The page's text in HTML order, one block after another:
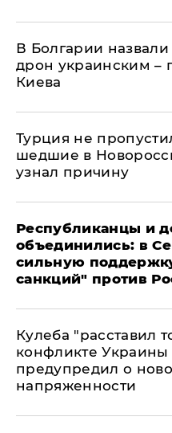
В Болгарии
дрон украинским –
Киева
Турция не
шедшие в
узнал причину
Республиканцы и
объединились: в
сильную
санкций" против
Кулеба "расставил
конфликте
предупредил о
напряженности